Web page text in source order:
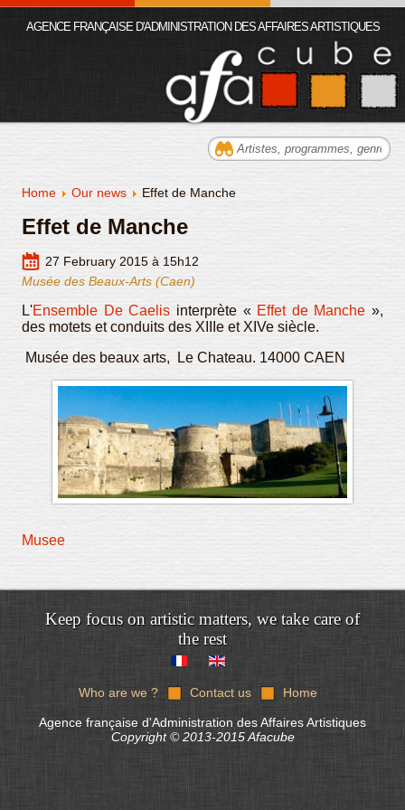
Home Our news Effet de Manche
Effet de Manche
27 February 2015 à 15h12
Musée des Beaux-Arts (Caen)
L'Ensemble De Caelis interprète « Effet de Manche »,
des motets et conduits des XIIIe et XIVe siècle.
Musée des beaux arts, Le Chateau. 14000 CAEN
Musee
AGENCE FRANÇAISE D'ADMINISTRATION DES AFFAIRES ARTISTIQUES
Keep focus on artistic matters, we take care of
the rest
Who are we ? Contact us Home
Agence française d'Administration des Affaires Artistiques
Copyright © 2013-2015 Afacube